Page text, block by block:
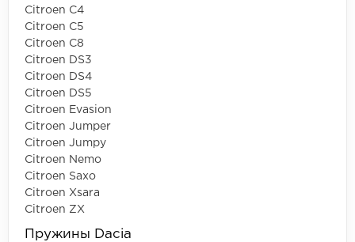
Citroen C4
Citroen C5
Citroen C8
Citroen DS3
Citroen DS4
Citroen DS5
Citroen Evasion
Citroen Jumper
Citroen Jumpy
Citroen Nemo
Citroen Saxo
Citroen Xsara
Citroen ZX
Пружины Dacia